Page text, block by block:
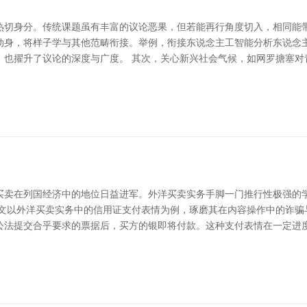
身分。传统课题虽有丰富的议论恶果，但若能再行角度切入，相同
，将样子学与其他范畴衔接。举例，衔接东说念主工智能分析东说
擢升了议论的深度与广度。 其次，关心新兴社会气候，如网罗搪塞
在列国经济中的地位日益进军。外洋买卖实务手脚一门推行性极强
外洋买卖实务中的信用证支付表情为例，琢磨其在内容操作中的诈
提交合乎要求的票据后，买方的银即将付款。这种支付表情在一定